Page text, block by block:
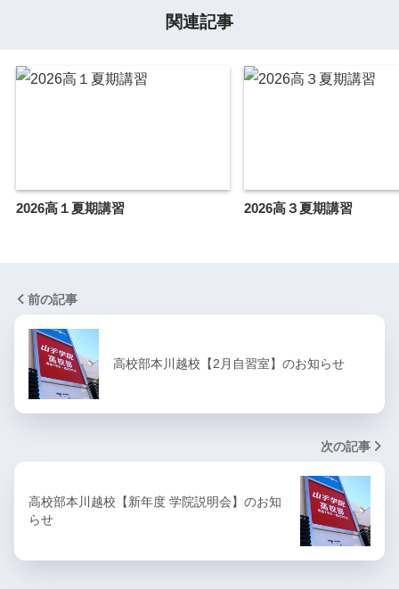
関連記事
2026高１夏期講習 2026高３夏期講習
前の記事
高校部本川越校【2月自習室】のお知らせ
次の記事
高校部本川越校【新年度 学院説明会】のお知
らせ